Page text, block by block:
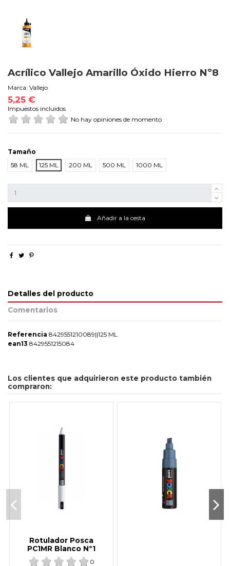
Acrílico Vallejo Amarillo Óxido Hierro Nº8
Marca: Vallejo
5,25 €
Impuestos incluidos
No hay opiniones de momento
Tamaño
58 ML
125 ML 200 ML 500 ML 1000 ML
Añadir a la cesta
Detalles del producto
Comentarios
Referencia 8429551210089||125 ML
ean13 8429551215084
Los clientes que adquirieron este producto también
compraron:
Rotulador Posca
PC1MR Blanco Nº1
0